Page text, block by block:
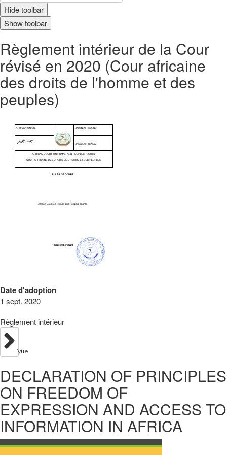
Hide toolbar
Show toolbar
Règlement intérieur de la Cour
révisé en 2020 (Cour africaine
des droits de l'homme et des
peuples)
Date d'adoption
1 sept. 2020
Règlement intérieur
Vue
DECLARATION OF PRINCIPLES
ON FREEDOM OF
EXPRESSION AND ACCESS TO
INFORMATION IN AFRICA